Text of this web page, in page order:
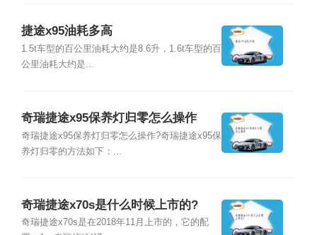
捷途x95油耗多高
1.5t车型的百公里油耗大约是8.6升，1.6t车型的百
公里油耗大约是...
奇瑞捷途x95保养灯归零怎么操作
奇瑞捷途x95保养灯归零怎么操作?奇瑞捷途x95保
养灯归零的方法如下：...
奇瑞捷途x70s是什么时候上市的?
奇瑞捷途x70s是在2018年11月上市的，它的配